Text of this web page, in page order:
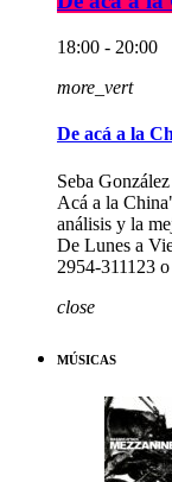
18:00 - 20:00
more_vert
De acá a la
Seba
Acá a la
análisis y la
De Lunes a
2954-311123
close
MÚSICAS